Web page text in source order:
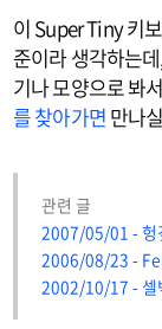
이 Super Tiny 키
준이라 생각하는
기나 모양으로 봐
를 찾아가면 만나
관련 글
2007/05/01 - 헝
2006/08/23 -
2002/10/17 - 셀